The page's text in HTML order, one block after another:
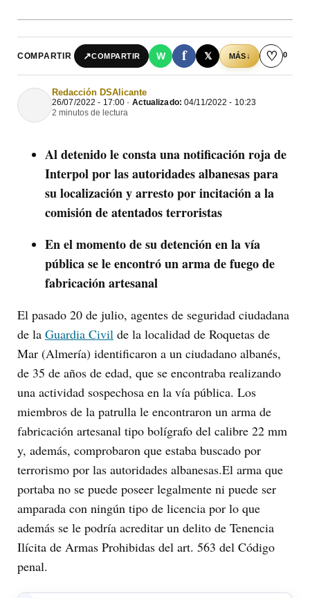
COMPARTIR ↗COMPARTIR W f 𝕏 MÁS↓ ♡ 0
Redacción DSAlicante
26/07/2022 - 17:00 · Actualizado: 04/11/2022 - 10:23
2 minutos de lectura
Al detenido le consta una notificación roja de
Interpol por las autoridades albanesas para
su localización y arresto por incitación a la
comisión de atentados terroristas
En el momento de su detención en la vía
pública se le encontró un arma de fuego de
fabricación artesanal
El pasado 20 de julio, agentes de seguridad ciudadana
de la Guardia Civil de la localidad de Roquetas de
Mar (Almería) identificaron a un ciudadano albanés,
de 35 de años de edad, que se encontraba realizando
una actividad sospechosa en la vía pública. Los
miembros de la patrulla le encontraron un arma de
fabricación artesanal tipo bolígrafo del calibre 22 mm
y, además, comprobaron que estaba buscado por
terrorismo por las autoridades albanesas.El arma que
portaba no se puede poseer legalmente ni puede ser
amparada con ningún tipo de licencia por lo que
además se le podría acreditar un delito de Tenencia
Ilícita de Armas Prohibidas del art. 563 del Código
penal.